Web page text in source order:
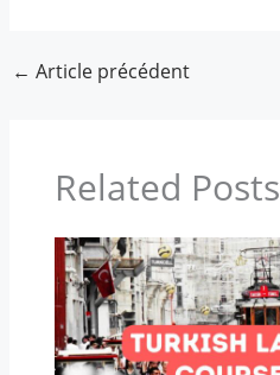
← Article précédent
Related Posts